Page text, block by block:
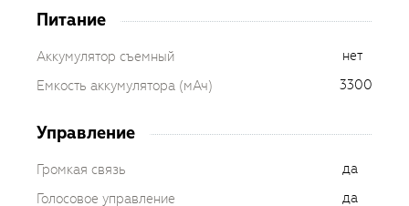
Питание
Аккумулятор съемный
нет
Емкость аккумулятора (мАч)
3300
Управление
Громкая связь
да
Голосовое управление
да